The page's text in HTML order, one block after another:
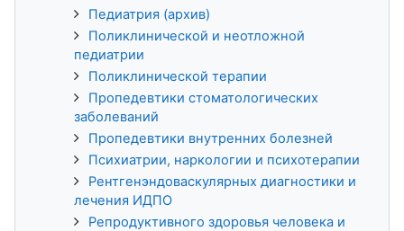
Педиатрия (архив)
Поликлинической и неотложной
педиатрии
Поликлинической терапии
Пропедевтики стоматологических
заболеваний
Пропедевтики внутренних болезней
Психиатрии, наркологии и психотерапии
Рентгенэндоваскулярных диагностики и
лечения ИДПО
Репродуктивного здоровья человека и